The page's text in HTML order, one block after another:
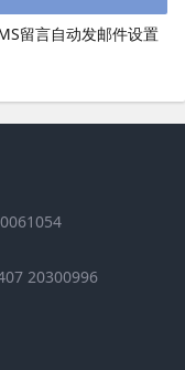
留言自动发邮件设置
20300996